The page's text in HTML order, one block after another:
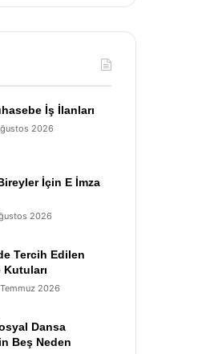
İş İlanları
2026
İçin E İmza
2026
Tercih Edilen
2026
Dansa
Beş Neden